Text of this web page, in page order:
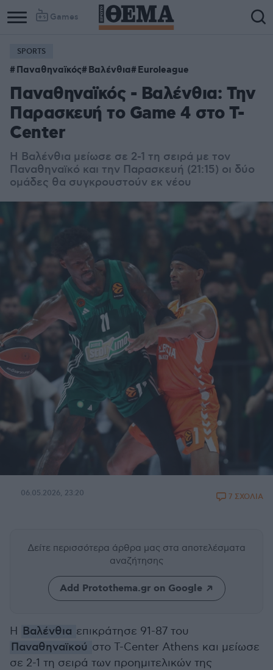
Games
SPORTS
Παναθηναϊκός Βαλένθια Euroleague
Παναθηναϊκός - Βαλένθια: Την
Παρασκευή το Game 4 στο T-
Center
Η Βαλένθια μείωσε σε 2-1 τη σειρά με τον
Παναθηναϊκό και την Παρασκευή (21:15) οι δύο
ομάδες θα συγκρουστούν εκ νέου
06.05.2026, 23:20 7 ΣΧΟΛΙΑ
Δείτε περισσότερα άρθρα μας στα αποτελέσματα
αναζήτησης
Add Protothema.gr on Google
H Βαλένθια επικράτησε 91-87 του
Παναθηναϊκού στο T-Center Athens και μείωσε
σε 2-1 τη σειρά των προημιτελικών της